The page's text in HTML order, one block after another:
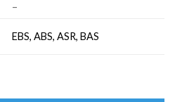
–
EBS, ABS, ASR, BAS